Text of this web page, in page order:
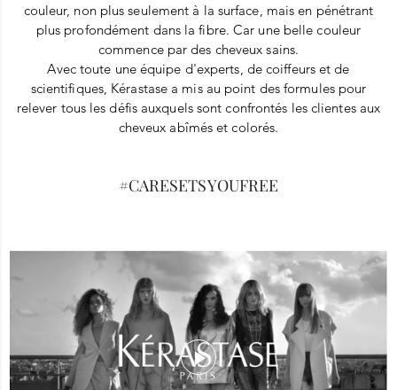
couleur, non plus seulement à la surface, mais en pénétrant
plus profondément dans la fibre. Car une belle couleur
commence par des cheveux sains.
Avec toute une équipe d'experts, de coiffeurs et de
scientifiques, Kérastase a mis au point des formules pour
relever tous les défis auxquels sont confrontés les clientes aux
cheveux abîmés et colorés.
#CARESETSYOUFREE